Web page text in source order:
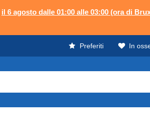
il 6 agosto dalle 01:00 alle 03:00 (ora di
Preferiti In